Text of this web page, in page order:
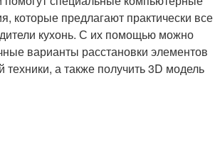
которые предлагают практически все
кухонь. С их помощью можно
варианты расстановки элементов
а также получить 3D модель